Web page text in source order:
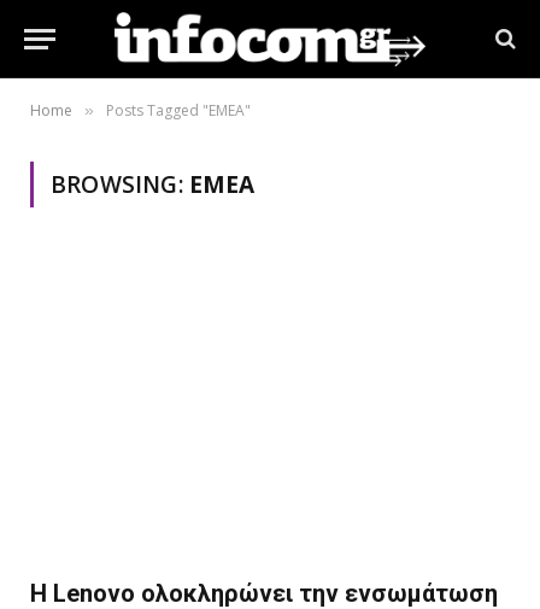
Home » Posts Tagged "ΕΜΕΑ"
BROWSING: ΕΜΕΑ
Η Lenovo ολοκληρώνει την ενσωμάτωση